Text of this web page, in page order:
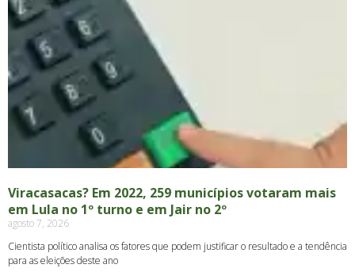
Viracasacas? Em 2022, 259 municípios votaram mais
em Lula no 1º turno e em Jair no 2º
agosto 7, 2026
Cientista político analisa os fatores que podem justificar o resultado e a tendência
para as eleições deste ano